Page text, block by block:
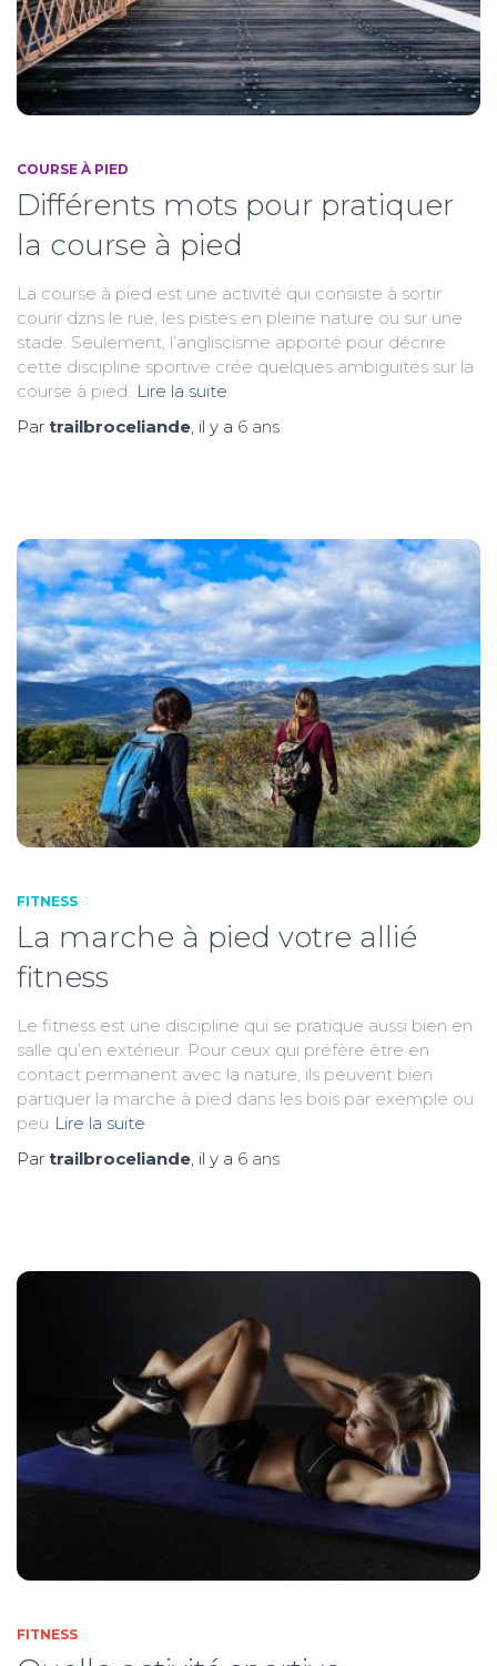
COURSE À PIED
Différents mots pour pratiquer
la course à pied
La course à pied est une activité qui consiste à sortir
courir dzns le rue, les pistes en pleine nature ou sur une
stade. Seulement, l’angliscisme apporté pour décrire
cette discipline sportive crée quelques ambiguïtés sur la
course à pied. Lire la suite
Par trailbroceliande , il y a 6 ans
FITNESS
La marche à pied votre allié
fitness
Le fitness est une discipline qui se pratique aussi bien en
salle qu’en extérieur. Pour ceux qui préfère être en
contact permanent avec la nature, ils peuvent bien
partiquer la marche à pied dans les bois par exemple ou
peu Lire la suite
Par trailbroceliande, il y a 6 ans
FITNESS